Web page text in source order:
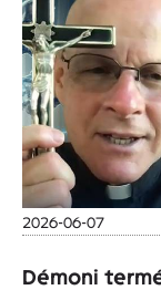
2026-06-07
Démoni